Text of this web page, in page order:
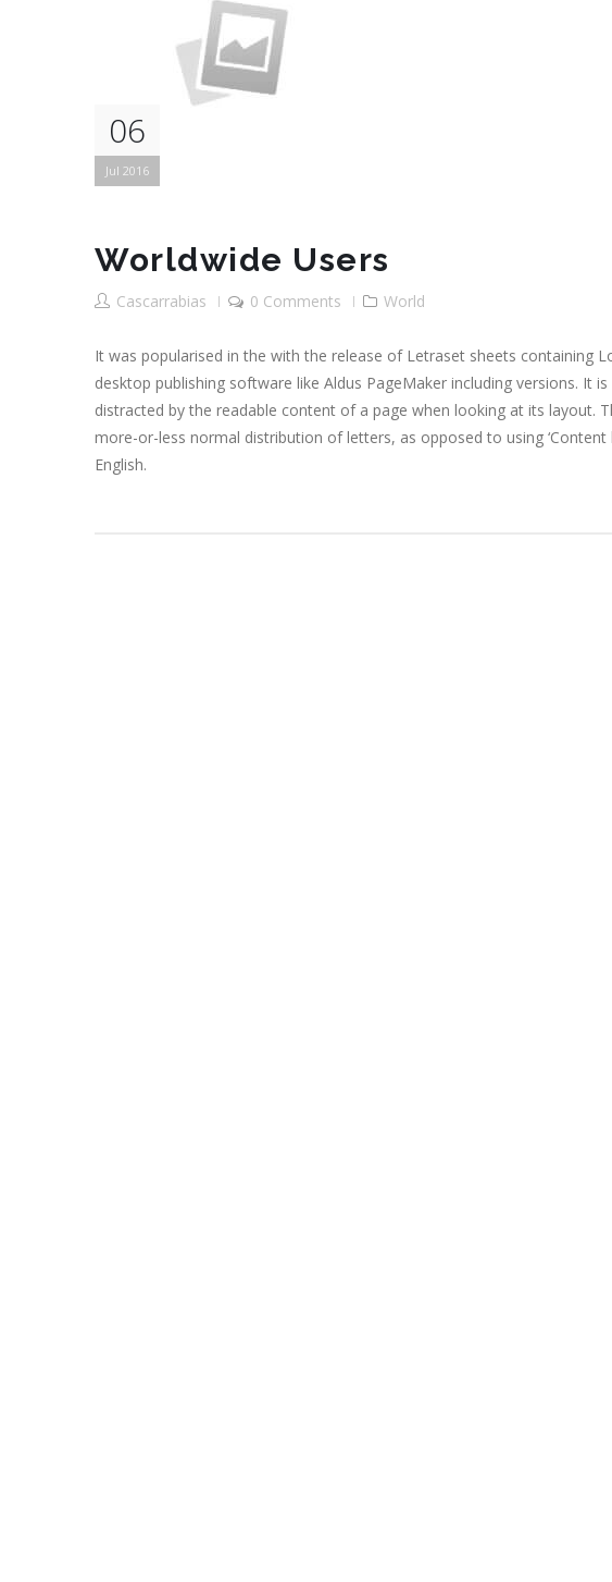
06
Jul 2016
Worldwide Users
Cascarrabias 0 Comments World
It was popularised in the with the release of Letraset sheets containing
desktop publishing software like Aldus PageMaker including versions. It
distracted by the readable content of a page when looking at its layout.
more-or-less normal distribution of letters, as opposed to using
English.